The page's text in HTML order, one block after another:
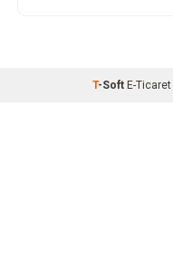
T-Soft E-Ticaret